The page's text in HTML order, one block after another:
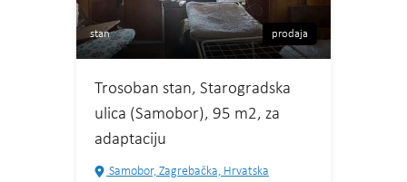
stan prodaja
Trosoban stan, Starogradska
ulica (Samobor), 95 m2, za
adaptaciju
Samobor, Zagrebačka, Hrvatska